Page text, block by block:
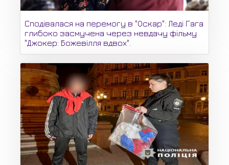
Сподівалася на перемогу в "Оскар": Леді Гага
глибоко засмучена через невдачу фільму
"Джокер: Божевілля вдвох".